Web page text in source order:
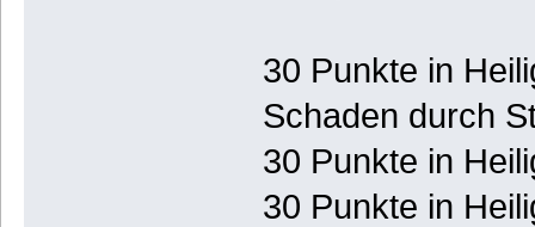
30 Punkte in
Schaden durch
30 Punkte in
30 Punkte in